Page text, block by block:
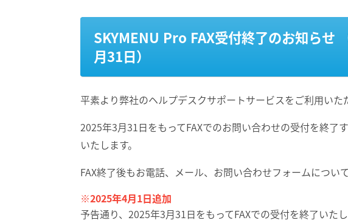
SKYMENU Pro FAX受付終了のお知らせ
月31日）
平素より弊社のヘルプデスクサポートサービスをご利用いた
2025年3月31日をもってFAXでのお問い合わせの受付を終了
いたします。
FAX終了後もお電話、メール、お問い合わせフォームについ
※2025年4月1日追加
予告通り、2025年3月31日をもってFAXでの受付を終了いた